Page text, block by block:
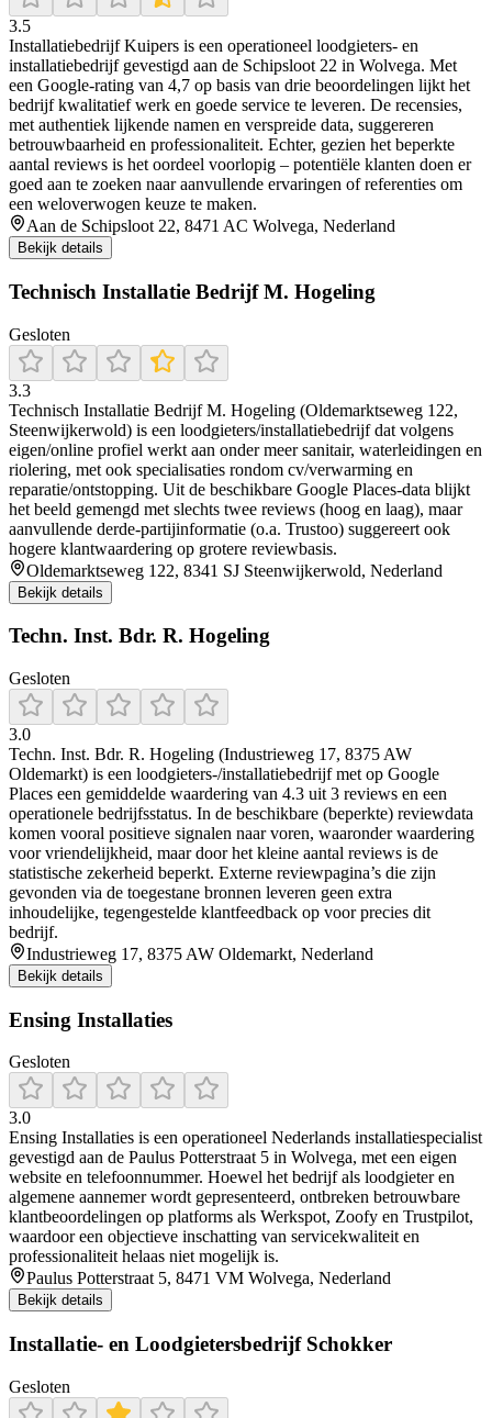
3.5
Installatiebedrijf Kuipers is een operationeel loodgieters- en
installatiebedrijf gevestigd aan de Schipsloot 22 in Wolvega. Met
een Google‑rating van 4,7 op basis van drie beoordelingen lijkt het
bedrijf kwalitatief werk en goede service te leveren. De recensies,
met authentiek lijkende namen en verspreide data, suggereren
betrouwbaarheid en professionaliteit. Echter, gezien het beperkte
aantal reviews is het oordeel voorlopig – potentiële klanten doen er
goed aan te zoeken naar aanvullende ervaringen of referenties om
een weloverwogen keuze te maken.
Aan de Schipsloot 22, 8471 AC Wolvega, Nederland
Bekijk details
Technisch Installatie Bedrijf M. Hogeling
Gesloten
3.3
Technisch Installatie Bedrijf M. Hogeling (Oldemarktseweg 122,
Steenwijkerwold) is een loodgieters/installatiebedrijf dat volgens
eigen/online profiel werkt aan onder meer sanitair, waterleidingen en
riolering, met ook specialisaties rondom cv/verwarming en
reparatie/ontstopping. Uit de beschikbare Google Places-data blijkt
het beeld gemengd met slechts twee reviews (hoog en laag), maar
aanvullende derde-partijinformatie (o.a. Trustoo) suggereert ook
hogere klantwaardering op grotere reviewbasis.
Oldemarktseweg 122, 8341 SJ Steenwijkerwold, Nederland
Bekijk details
Techn. Inst. Bdr. R. Hogeling
Gesloten
3.0
Techn. Inst. Bdr. R. Hogeling (Industrieweg 17, 8375 AW
Oldemarkt) is een loodgieters-/installatiebedrijf met op Google
Places een gemiddelde waardering van 4.3 uit 3 reviews en een
operationele bedrijfsstatus. In de beschikbare (beperkte) reviewdata
komen vooral positieve signalen naar voren, waaronder waardering
voor vriendelijkheid, maar door het kleine aantal reviews is de
statistische zekerheid beperkt. Externe reviewpagina’s die zijn
gevonden via de toegestane bronnen leveren geen extra
inhoudelijke, tegengestelde klantfeedback op voor precies dit
bedrijf.
Industrieweg 17, 8375 AW Oldemarkt, Nederland
Bekijk details
Ensing Installaties
Gesloten
3.0
Ensing Installaties is een operationeel Nederlands installatiespecialist
gevestigd aan de Paulus Potterstraat 5 in Wolvega, met een eigen
website en telefoonnummer. Hoewel het bedrijf als loodgieter en
algemene aannemer wordt gepresenteerd, ontbreken betrouwbare
klantbeoordelingen op platforms als Werkspot, Zoofy en Trustpilot,
waardoor een objectieve inschatting van servicekwaliteit en
professionaliteit helaas niet mogelijk is.
Paulus Potterstraat 5, 8471 VM Wolvega, Nederland
Bekijk details
Installatie- en Loodgietersbedrijf Schokker
Gesloten